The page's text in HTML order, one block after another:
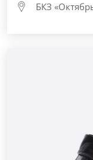
БКЗ